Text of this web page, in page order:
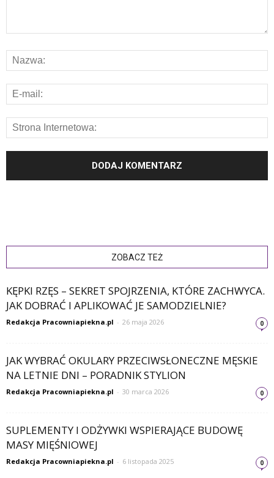
ZOBACZ TEŻ
KĘPKI RZĘS – SEKRET SPOJRZENIA, KTÓRE ZACHWYCA.
JAK DOBRAĆ I APLIKOWAĆ JE SAMODZIELNIE?
Redakcja Pracowniapiekna.pl - 26 maja 2026 0
JAK WYBRAĆ OKULARY PRZECIWSŁONECZNE MĘSKIE
NA LETNIE DNI – PORADNIK STYLION
Redakcja Pracowniapiekna.pl - 30 marca 2026 0
SUPLEMENTY I ODŻYWKI WSPIERAJĄCE BUDOWĘ
MASY MIĘŚNIOWEJ
Redakcja Pracowniapiekna.pl - 6 listopada 2025 0